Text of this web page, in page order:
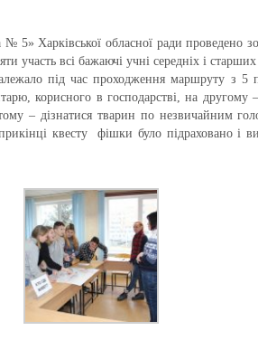
5» Харківської обласної ради проведено
участь всі бажаючі учні середніх і старших
під час проходження маршруту з 5
корисного в господарстві, на
– дізнатися тварин по незвичайним
квесту фішки було підраховано і